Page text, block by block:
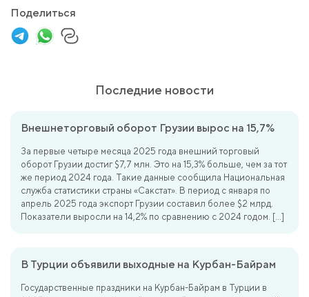
Поделиться
Последние новости
Внешнеторговый оборот Грузии вырос на 15,7%
За первые четыре месяца 2025 года внешний торговый
оборот Грузии достиг $7,7 млн. Это на 15,3% больше, чем за тот
же период 2024 года. Такие данные сообщила Национальная
служба статистики страны «Сакстат». В период с января по
апрель 2025 года экспорт Грузии составил более $2 млрд.
Показатели выросли на 14,2% по сравнению с 2024 годом. […]
В Турции объявили выходные на Курбан-Байрам
Государственные праздники на Курбан-Байрам в Турции в